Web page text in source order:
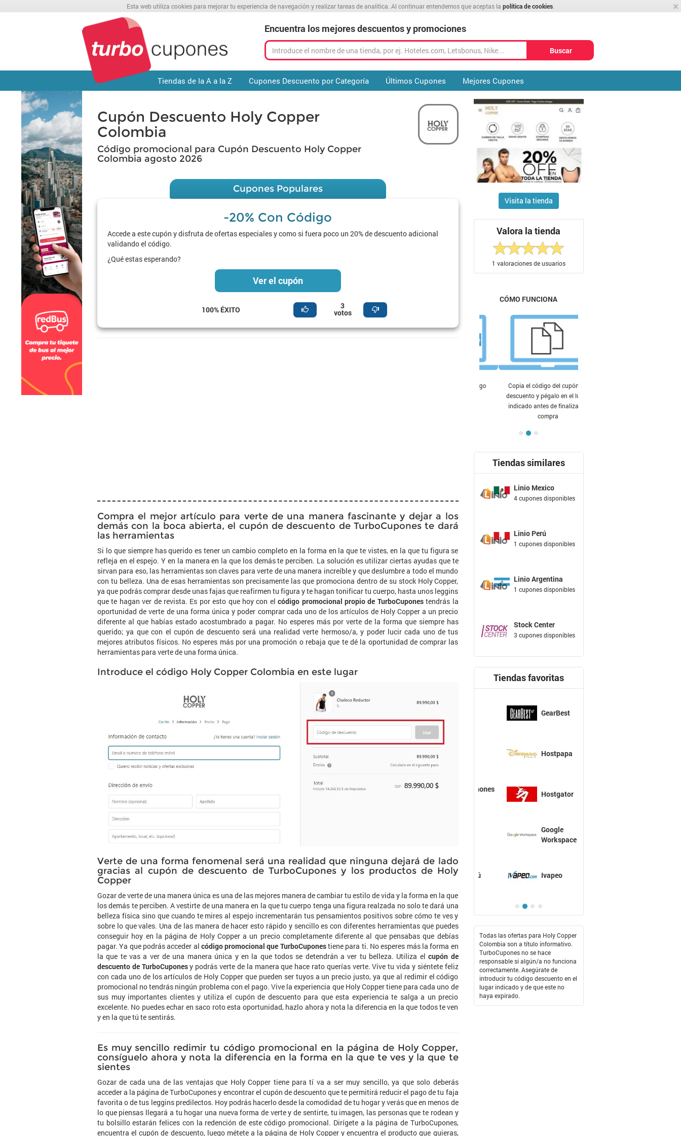
×
Esta web utiliza cookies para mejorar tu experiencia de navegación y realizar tareas de analítica. Al continuar entendemos que aceptas la política de cookies
Encuentra los mejores descuentos y promociones
Buscar
Tiendas de la A a la Z Cupones Descuento por Categoría Últimos Cupones Mejores Cupones
Cupón Descuento Holy Copper
Colombia
Código promocional para Cupón Descuento Holy Copper
Colombia agosto 2026
Cupones Populares
-20% Con Código
Accede a este cupón y disfruta de ofertas especiales y como si fuera poco un 20% de descuento adicional
validando el código.
¿Qué estas esperando?
Ver el cupón
100% ÉXITO 3
votos
Compra el mejor artículo para verte de una manera fascinante y dejar a los
demás con la boca abierta, el cupón de descuento de TurboCupones te dará
las herramientas
Si lo que siempre has querido es tener un cambio completo en la forma en la que te vistes, en la que tu figura se
refleja en el espejo. Y en la manera en la que los demás te perciben. La solución es utilizar ciertas ayudas que te
sirvan para eso, las herramientas son claves para verte de una manera increíble y que deslumbre a todo el mundo
con tu belleza. Una de esas herramientas son precisamente las que promociona dentro de su stock Holy Copper,
ya que podrás comprar desde unas fajas que reafirmen tu figura y te hagan tonificar tu cuerpo, hasta unos leggins
que te hagan ver de revista. Es por esto que hoy con elcódigo promocional propio de TurboCuponestendrás la
oportunidad de verte de una forma única y poder comprar cada uno de los artículos de Holy Copper a un precio
diferente al que habías estado acostumbrado a pagar. No esperes más por verte de la forma que siempre has
querido; ya que con el cupón de descuento será una realidad verte hermoso/a, y poder lucir cada uno de tus
mejores atributos físicos. No esperes más por una promoción o rebaja que te dé la oportunidad de comprar las
herramientas para verte de una forma única.
Introduce el código Holy Copper Colombia en este lugar
Verte de una forma fenomenal será una realidad que ninguna dejará de lado
gracias al cupón de descuento de TurboCupones y los productos de Holy
Copper
Gozar de verte de una manera única es una de las mejores manera de cambiar tu estilo de vida y la forma en la que
los demás te perciben. A vestirte de una manera en la que tu cuerpo tenga una figura realzada no solo te dará una
belleza física sino que cuando te mires al espejo incrementarán tus pensamientos positivos sobre cómo te ves y
sobre lo que vales. Una de las manera de hacer esto rápido y sencillo es con diferentes herramientas que puedes
conseguir hoy en la página de Holy Copper a un precio completamente diferente al que pensabas que debías
pagar. Ya que podrás acceder al código promocional que TurboCuponestiene para ti. No esperes más la forma en
la que te vas a ver de una manera única y en la que todos se detendrán a ver tu belleza. Utiliza elcupón de
descuento de TurboCuponesy podrás verte de la manera que hace rato querías verte. Vive tu vida y siéntete feliz
con cada uno de los artículos de Holy Copper que pueden ser tuyos a un precio justo, ya que al redimir el código
promocional no tendrás ningún problema con el pago. Vive la experiencia que Holy Copper tiene para cada uno de
sus muy importantes clientes y utiliza el cupón de descuento para que esta experiencia te salga a un precio
excelente. No puedes echar en saco roto esta oportunidad, hazlo ahora y nota la diferencia en la que todos te ven
y en la que tú te sentirás.
Es muy sencillo redimir tu código promocional en la página de Holy Copper,
consíguelo ahora y nota la diferencia en la forma en la que te ves y la que te
sientes
Gozar de cada una de las ventajas que Holy Copper tiene para tí va a ser muy sencillo, ya que solo deberás
acceder a la página de TurboCupones y encontrar el cupón de descuento que te permitirá reducir el pago de tu faja
favorita o de tus leggins predilectos. Hoy podrás hacerlo desde la comodidad de tu hogar y verás que en menos de
lo que piensas llegará a tu hogar una nueva forma de verte y de sentirte, tu imagen, las personas que te rodean y
tu bolsillo estarán felices con la redención de este código promocional. Dirígete a la página de TurboCupones,
encuentra el cupón de descuento, luego métete a la página de Holy Copper y encuentra el producto que quieras,
Visita la tienda
Valora la tienda
1 valoraciones de usuarios
CÓMO FUNCIONA
Copia el código del cupón de
descuento y pégalo en el lugar
indicado antes de finalizar tu
compra
Tiendas similares
Linio Mexico
4 cupones disponibles
Linio Perú
1 cupones disponibles
Linio Argentina
1 cupones disponibles
Stock Center
3 cupones disponibles
Tiendas favoritas
GearBest
Hostpapa
Hostgator
Workspace
Ivapeo
Todas las ofertas para Holy Copper
Colombia son a título informativo.
TurboCupones no se hace
responsable si algún/a no funciona
correctamente. Asegúrate de
introducir tu código descuento en el
lugar indicado y de que este no
haya expirado.